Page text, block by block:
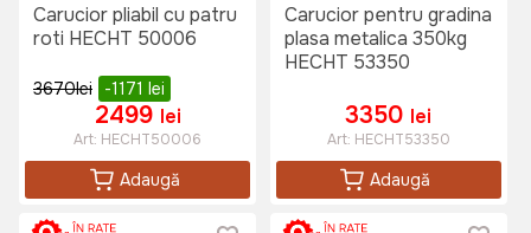
Carucior pliabil cu patru
roti HECHT 50006
3670lei -1171 lei
2499 lei
Art: HECHT50006
Adaugă
Carucior pentru gradina
plasa metalica 350kg
HECHT 53350
3350 lei
Art: HECHT53350
Adaugă